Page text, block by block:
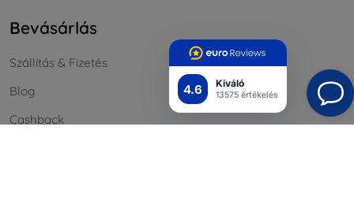
4.6 Kiváló
13575 értékelés
Bevásárlás
Szállítás & Fizetés
Blog
Cashback